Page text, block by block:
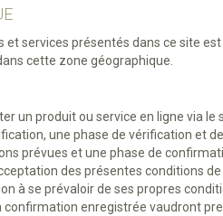
et services présentés dans ce site
cette zone géographique.
un produit ou service en ligne via
une phase de vérification et
prévues et une phase de
des présentes conditions
à se prévaloir de ses propres
confirmation enregistrée vaudront